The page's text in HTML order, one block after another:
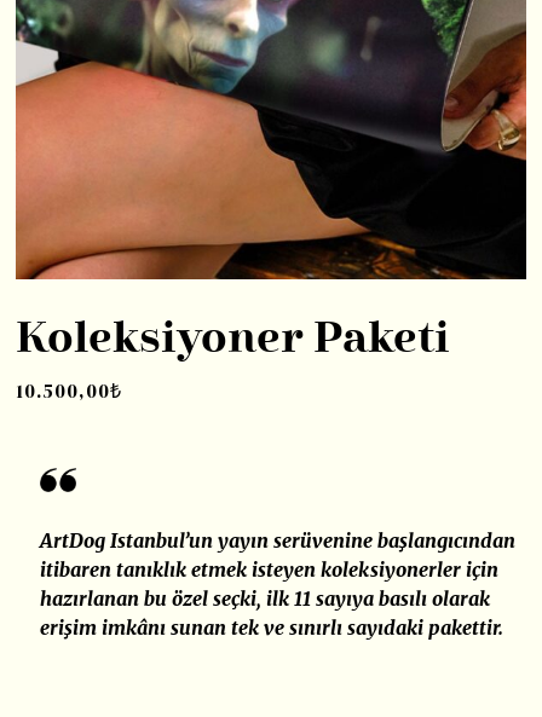
Koleksiyoner Paketi
10.500,00₺
ArtDog Istanbul’un yayın serüvenine başlangıcından
itibaren tanıklık etmek isteyen koleksiyonerler için
hazırlanan bu özel seçki, ilk 11 sayıya basılı olarak
erişim imkânı sunan tek ve sınırlı sayıdaki pakettir.